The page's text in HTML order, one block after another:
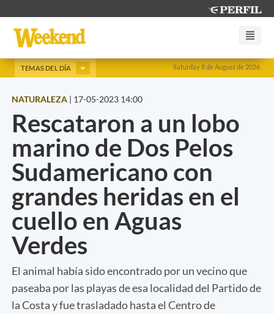
Saturday 8 de August de 2026
TEMAS DEL DÍA
NATURALEZA | 17-05-2023 14:00
Rescataron a un lobo
marino de Dos Pelos
Sudamericano con
grandes heridas en el
cuello en Aguas
Verdes
El animal había sido encontrado por un vecino que
paseaba por las playas de esa localidad del Partido de
la Costa y fue trasladado hasta el Centro de